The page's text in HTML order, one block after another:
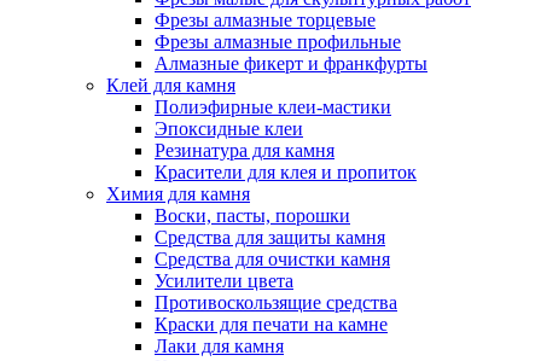
Фрезы алмазные торцевые
Фрезы алмазные профильные
Алмазные фикерт и франкфурты
Клей для камня
Полиэфирные клеи-мастики
Эпоксидные клеи
Резинатура для камня
Красители для клея и пропиток
Химия для камня
Воски, пасты, порошки
Средства для защиты камня
Средства для очистки камня
Усилители цвета
Противоскользящие средства
Краски для печати на камне
Лаки для камня